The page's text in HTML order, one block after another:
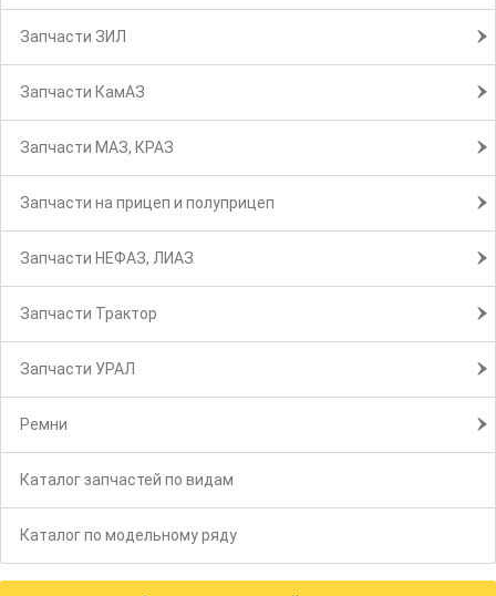
Запчасти ЗИЛ
Запчасти КамАЗ
Запчасти МАЗ, КРАЗ
Запчасти на прицеп и полуприцеп
Запчасти НЕФАЗ, ЛИАЗ
Запчасти Трактор
Запчасти УРАЛ
Ремни
Каталог запчастей по видам
Каталог по модельному ряду